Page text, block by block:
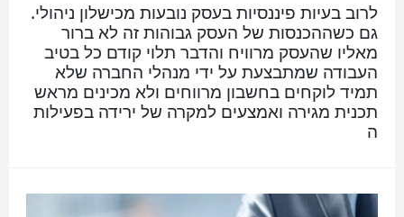
לרוב בעיות פיננסיות בעסק נובעות מכישלון ניהולי.
גם כשההכנסות של העסק גבוהות זה לא ברור
מאליו שהעסק מרוויח והדבר תלוי קודם כל בטיב
העבודה שמתבצעת על ידי מנהלי החברה שלא
תמיד לוקחים בחשבון מרווחים ולא מכינים מראש
תכנית מגירה ואמצעים למקרה של ירידה בפעילות
ה